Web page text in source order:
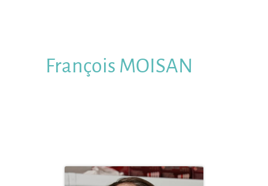
François MOISAN